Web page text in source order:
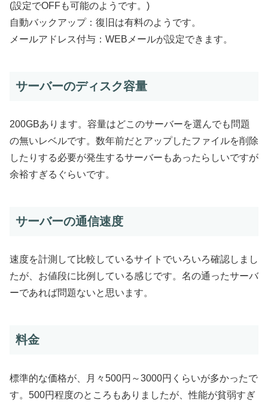
(設定でOFFも可能のようです。)
自動バックアップ：復旧は有料のようです。
メールアドレス付与：WEBメールが設定できます。
サーバーのディスク容量
200GBあります。容量はどこのサーバーを選んでも問題
の無いレベルです。数年前だとアップしたファイルを削除
したりする必要が発生するサーバーもあったらしいですが
余裕すぎるぐらいです。
サーバーの通信速度
速度を計測して比較しているサイトでいろいろ確認しまし
たが、お値段に比例している感じです。名の通ったサーバ
ーであれば問題ないと思います。
料金
標準的な価格が、月々500円～3000円くらいが多かったで
す。500円程度のところもありましたが、性能が貧弱すぎ